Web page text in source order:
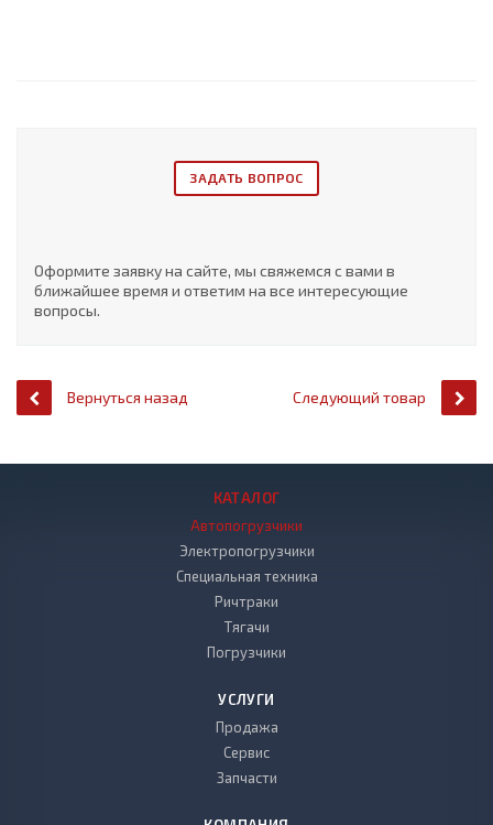
ЗАДАТЬ ВОПРОС
Оформите заявку на сайте, мы свяжемся с вами в
ближайшее время и ответим на все интересующие
вопросы.
Вернуться назад Следующий товар
КАТАЛОГ
Автопогрузчики
Электропогрузчики
Специальная техника
Ричтраки
Тягачи
Погрузчики
УСЛУГИ
Продажа
Сервис
Запчасти